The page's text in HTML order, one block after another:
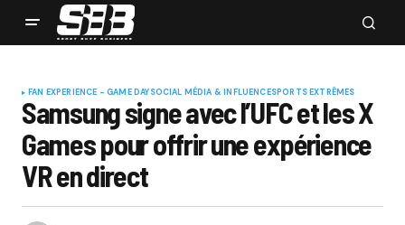
FAN EXPERIENCE - GAME DAYSOCIAL MÉDIA & INFLUENCESPORTS EXTRÊMES
Samsung signe avec l’UFC et les X
Games pour offrir une expérience
VR en direct